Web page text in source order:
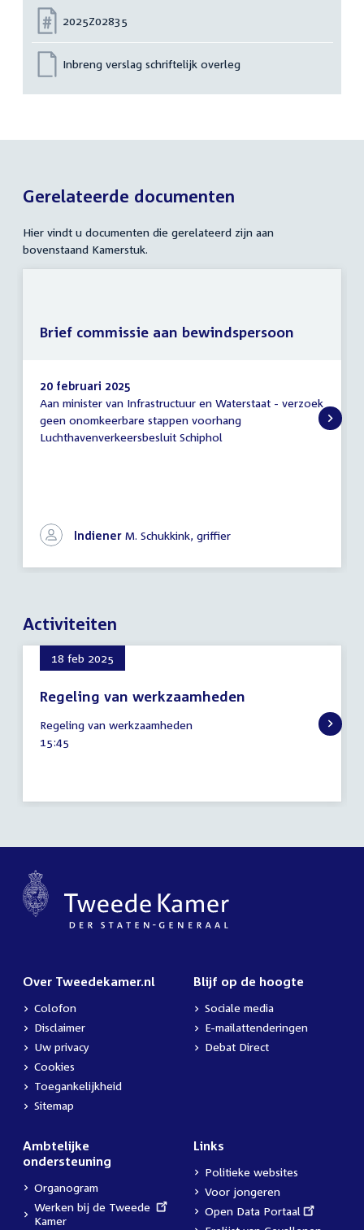
Nummer:
2025Z02835
Inbreng verslag schriftelijk overleg
Gerelateerde documenten
Hier vindt u documenten die gerelateerd zijn aan
bovenstaand Kamerstuk.
Brief
commissie
aan
20 februari 2025
Aan minister van Infrastructuur en Waterstaat - verzoek
geen onomkeerbare stappen voorhang
Luchthavenverkeersbesluit Schiphol
Indiener M. Schukkink, griffier
Brief commissie aan bewindspersoon
Activiteiten
18 feb 2025
Regeling van werkzaamheden
februari
2025
Regeling van werkzaamheden
Tijd
15:45
Over Tweedekamer.nl
Colofon
Disclaimer
Uw privacy
Cookies
Toegankelijkheid
Sitemap
Blijf op de hoogte
Sociale media
E-mailattenderingen
Debat Direct
Ambtelijke
ondersteuning
Organogram
External
link:
Werken bij de Tweede
Kamer
Links
Politieke websites
Voor jongeren
External
link:
Open Data Portaal